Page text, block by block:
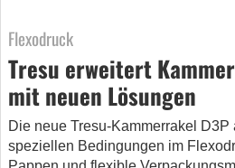
Flexodruck
Tresu erweitert
mit neuen Lösungen
Die neue Tresu-Kammerrakel
speziellen Bedingungen im